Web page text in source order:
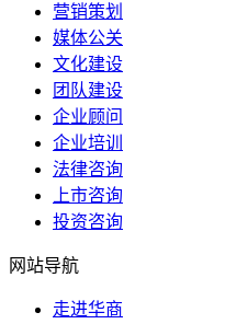
营销策划
媒体公关
文化建设
团队建设
企业顾问
企业培训
法律咨询
上市咨询
投资咨询
网站导航
走进华商